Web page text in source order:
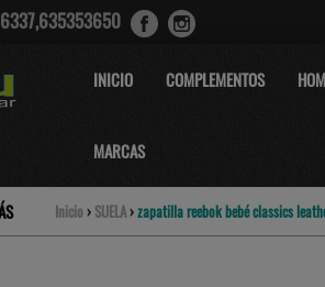
INICIO COMPLEMENTOS
MARCAS
Inicio › SUELA›zapatilla reebok bebé classics